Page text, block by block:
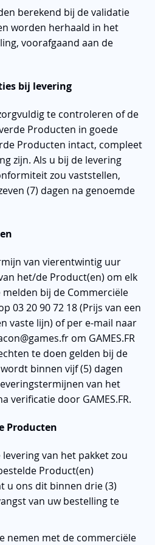
berekend bij de validatie
worden herhaald in het
voorafgaand aan de
bij levering
te controleren of de
Producten in goede
Producten intact, compleet
zijn. Als u bij de levering
zou vaststellen,
(7) dagen na genoemde
van vierentwintig uur
het/de Product(en) om elk
bij de Commerciële
03 20 90 72 18 (Prijs van een
vaste lijn) of per e-mail naar
om GAMES.FR
te doen gelden bij de
binnen vijf (5) dagen
van het
verificatie door GAMES.FR.
Producten
van het pakket zou
Product(en)
u ons dit binnen drie (3)
van uw bestelling te
nemen met de commerciële